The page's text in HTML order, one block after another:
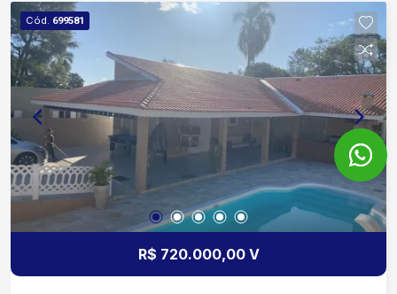
Cód. 699581
R$ 720.000,00 V